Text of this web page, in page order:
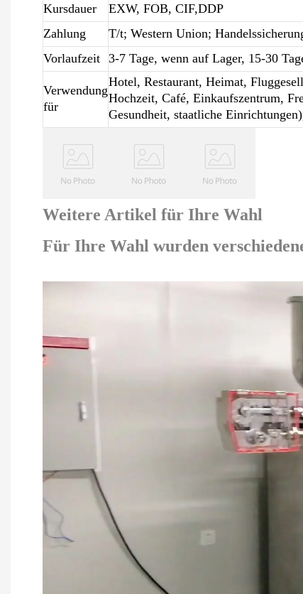
Kursdauer
EXW, FOB, CIF,DDP
Zahlung
T/t; Western Union;
Vorlaufzeit 3-7 Tage, wenn auf Lager, 15-30
Verwendung
für
Hotel, Restaurant, Heimat,
Hochzeit, Café, Einkaufszentrum,
Gesundheit, staatliche
Weitere Artikel für Ihre Wahl
Für Ihre Wahl wurden